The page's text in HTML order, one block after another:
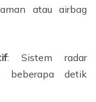
atau airbag
: Sistem radar
beberapa detik